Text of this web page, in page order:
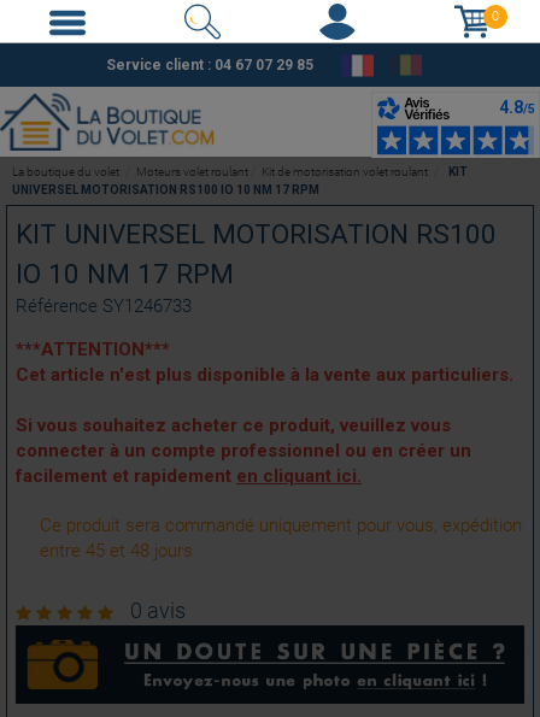
0
Service client : 04 67 07 29 85
KIT UNIVERSEL MOTORISATION RS100
IO 10 NM 17 RPM
Référence SY1246733
***ATTENTION***
Cet article n'est plus disponible à la vente aux particuliers.
Si vous souhaitez acheter ce produit, veuillez vous
connecter à un compte professionnel ou en créer un
facilement et rapidement en cliquant ici.
Ce produit sera commandé uniquement pour vous, expédition
entre 45 et 48 jours
0 avis
La boutique du volet Moteurs volet roulant Kit de motorisation volet roulant
KIT
UNIVERSEL MOTORISATION RS100 IO 10 NM 17 RPM